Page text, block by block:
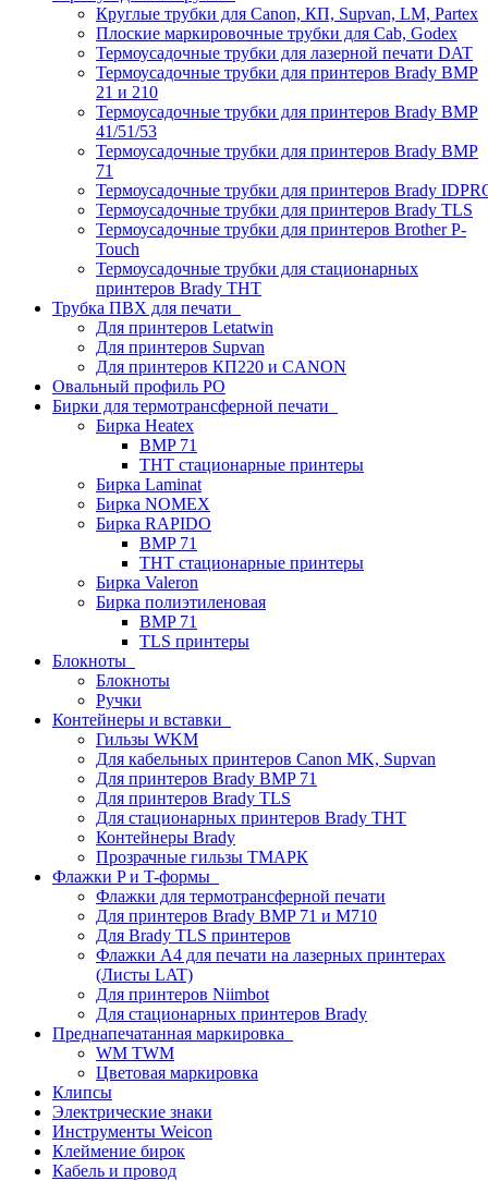
Круглые трубки для Canon, КП, Supvan, LM, Partex
Плоские маркировочные трубки для Cab, Godex
Термоусадочные трубки для лазерной печати DAT
Термоусадочные трубки для принтеров Brady BMP
21 и 210
Термоусадочные трубки для принтеров Brady BMP
41/51/53
Термоусадочные трубки для принтеров Brady BMP
71
Термоусадочные трубки для принтеров Brady
Термоусадочные трубки для принтеров Brady TLS
Термоусадочные трубки для принтеров Brother P-
Touch
Термоусадочные трубки для стационарных
принтеров Brady THT
Трубка ПВХ для печати
Для принтеров Letatwin
Для принтеров Supvan
Для принтеров КП220 и CANON
Овальный профиль PO
Бирки для термотрансферной печати
Бирка Heatex
BMP 71
THT стационарные принтеры
Бирка Laminat
Бирка NOMEX
Бирка RAPIDO
BMP 71
THT стационарные принтеры
Бирка Valeron
Бирка полиэтиленовая
BMP 71
TLS принтеры
Блокноты
Блокноты
Ручки
Контейнеры и вставки
Гильзы WKM
Для кабельных принтеров Canon MK, Supvan
Для принтеров Brady BMP 71
Для принтеров Brady TLS
Для стационарных принтеров Brady THT
Контейнеры Brady
Прозрачные гильзы ТМАРК
Флажки P и T-формы
Флажки для термотрансферной печати
Для принтеров Brady BMP 71 и M710
Для Brady TLS принтеров
Флажки A4 для печати на лазерных принтерах
(Листы LAT)
Для принтеров Niimbot
Для стационарных принтеров Brady
Преднапечатанная маркировка
WM TWM
Цветовая маркировка
Клипсы
Электрические знаки
Инструменты Weicon
Клеймение бирок
Кабель и провод